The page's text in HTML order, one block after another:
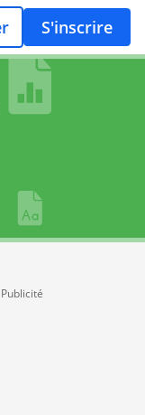
S'inscrire
Publicité